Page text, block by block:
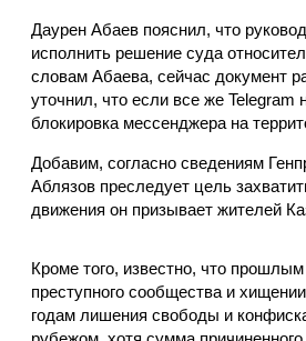
Даурен Абаев пояснил, что
исполнить решение суда
словам Абаева, сейчас документ
уточнил, что если все же
блокировка мессенджера на
Добавим, согласно сведениям
Аблязов преследует цель
движения он призывает жителей
Кроме того, известно, что
преступного сообщества и
годам лишения свободы и